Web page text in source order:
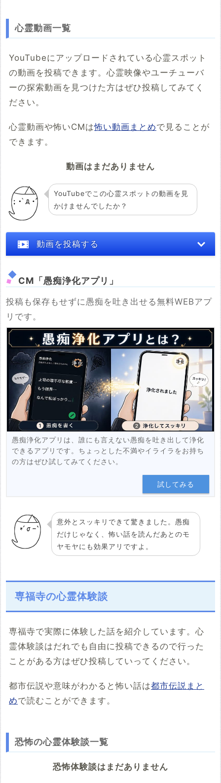
心霊動画一覧
YouTubeにアップロードされている心霊スポット
の動画を投稿できます。心霊映像やユーチューバ
ーの探索動画を見つけた方はぜひ投稿してみてく
ださい。
心霊動画や怖いCMは怖い動画まとめで見ることが
できます。
動画はまだありません
YouTubeでこの心霊スポットの動画を見
かけませんでしたか？
動画を投稿する
※YouTubeのURL
例：https://www.youtube.com/watch?v=***********
例：https://youtu.be/***********
投稿する
CM「愚痴浄化アプリ」
投稿も保存もせずに愚痴を吐き出せる無料WEBアプ
リです。
愚痴浄化アプリは、誰にも言えない愚痴を吐き出して浄化
できるアプリです。ちょっとした不満やイライラをお持ち
の方はぜひ試してみてください。
試してみる
意外とスッキリできて驚きました。愚痴
だけじゃなく、怖い話を読んだあとのモ
ヤモヤにも効果アリですよ。
専福寺の心霊体験談
専福寺で実際に体験した話を紹介しています。心
霊体験談はだれでも自由に投稿できるので行った
ことがある方はぜひ投稿していってください。
都市伝説や意味がわかると怖い話は都市伝説まと
めで読むことができます。
恐怖の心霊体験談一覧
恐怖体験談はまだありません